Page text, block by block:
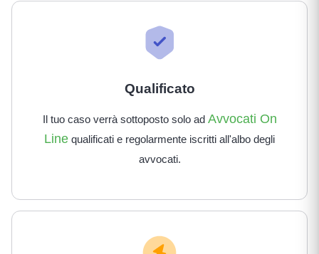
Qualificato
Il tuo caso verrà sottoposto solo ad Avvocati On
Line qualificati e regolarmente iscritti all'albo degli
avvocati.